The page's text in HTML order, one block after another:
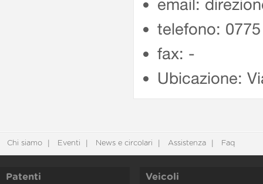
email:
telefono:
fax: -
Ubicazione:
Chi siamo Eventi News e circolari Assistenza Faq
Patenti Veicoli